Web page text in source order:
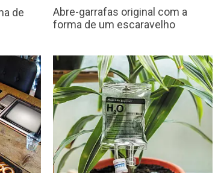
de
Abre-garrafas original com a
forma de um escaravelho